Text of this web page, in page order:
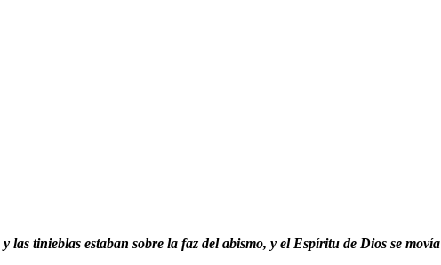
y las tinieblas estaban sobre la faz del abismo, y el Espíritu de Dios se movía